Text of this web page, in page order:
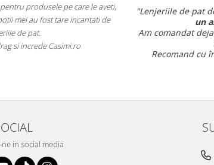
le aveti,
de
"Lenjeriile de pat de la ei o suntde
un aspect foarte frumos.
Am comandat deja de mai multe ori și
Recomand cu încredere acest
in social media